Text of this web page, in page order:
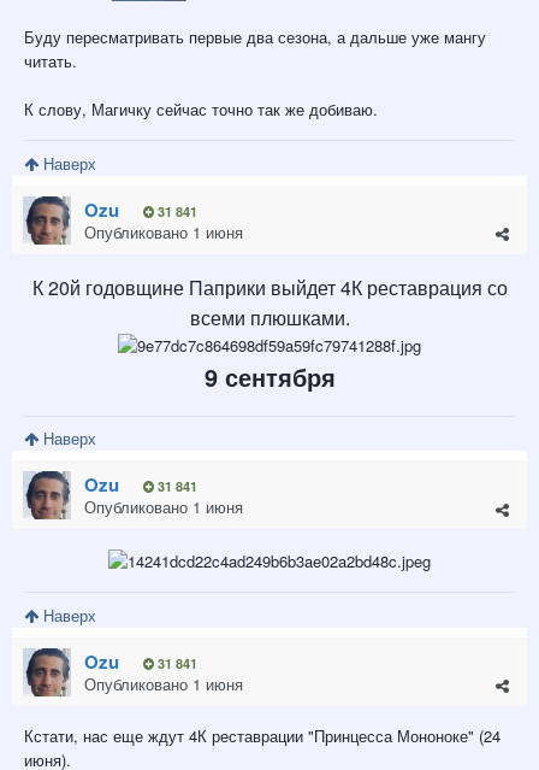
Буду пересматривать первые два сезона, а дальше уже мангу
читать.
К слову, Магичку сейчас точно так же добиваю.
Наверх
Ozu 31 841
Опубликовано 1 июня
К 20й годовщине Паприки выйдет 4К реставрация со
всеми плюшками.
9 сентября
Наверх
Ozu 31 841
Опубликовано 1 июня
Наверх
Ozu 31 841
Опубликовано 1 июня
Кстати, нас еще ждут 4К реставрации "Принцесса Мононоке" (24
июня).